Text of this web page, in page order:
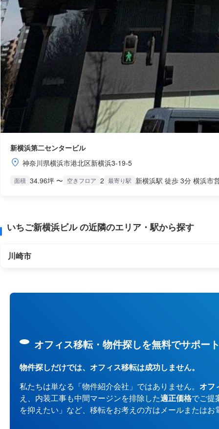
新横浜第二センタービル
神奈川県横浜市港北区新横浜3-19-5
面積 34.96坪 〜 空きフロア 2 最寄り駅 新横浜駅 徒歩 3分 横浜市
いちご新横浜ビル の近隣のエリア・駅から探す
川崎市
オフィス移転・物件探しを無料でサポー
物件探しだけでは、オフィス移転は成功しません。
私たちは単なる「物件紹介会社」ではありません。 オフ
え、内装工事も中間マージンを排除した適正価格でご提
を抑えたい」など、移転をお考えの方はメールまたは